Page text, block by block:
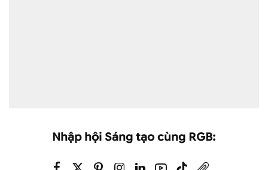
Nhập hội Sáng tạo cùng RGB: